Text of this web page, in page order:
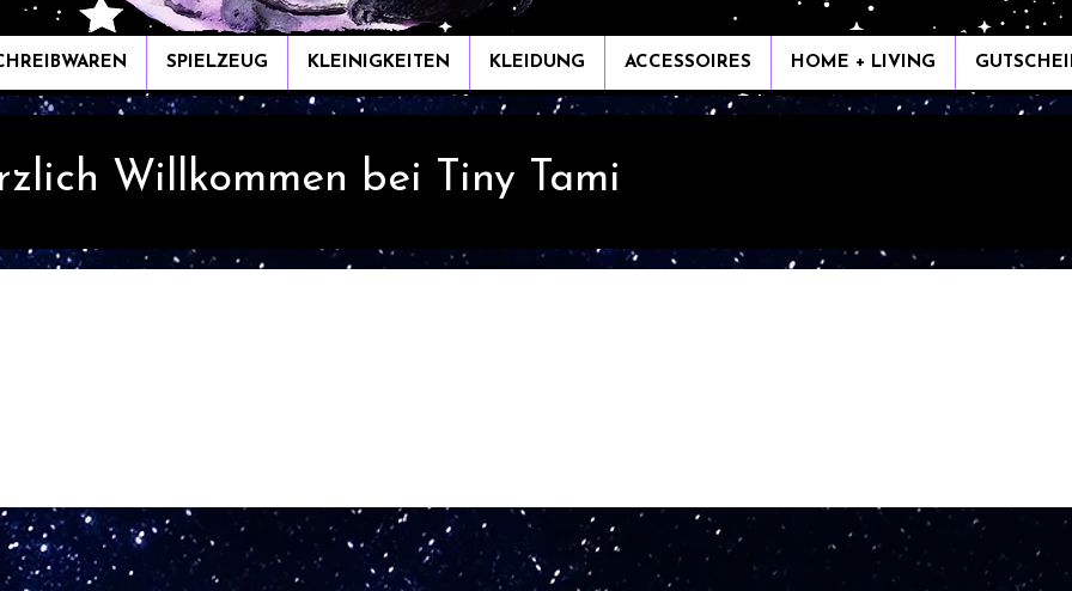
SPIELZEUG KLEINIGKEITEN KLEIDUNG ACCESSOIRES HOME + LIVING
Willkommen bei Tiny Tami